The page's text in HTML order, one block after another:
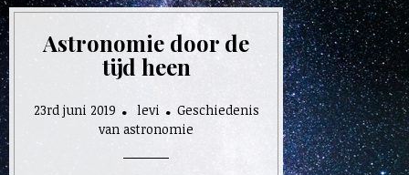
Astronomie door de
tijd heen
23rd juni 2019 levi
Geschiedenis
van astronomie